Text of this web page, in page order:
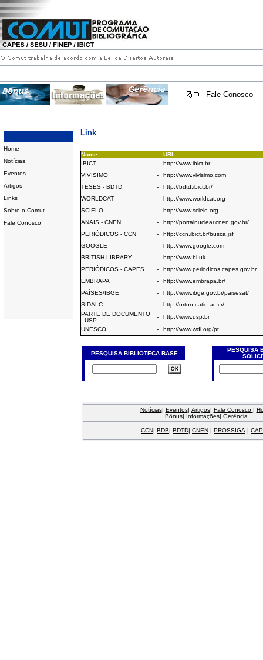
Fale Conosco
Home
Notícias
Eventos
Artigos
Links
Sobre o Comut
Fale Conosco
Link
Nome
URL
IBICT
-
http://www.ibict.br
VIVISIMO
-
http://www.vivisimo.com
TESES - BDTD
-
http://bdtd.ibict.br/
WORLDCAT
-
http://www.worldcat.org
SCIELO
-
http://www.scielo.org
ANAIS - CNEN
-
http://portalnuclear.cnen.gov.br/
PERIÓDICOS - CCN
-
http://ccn.ibict.br/busca.jsf
GOOGLE
-
http://www.google.com
BRITISH LIBRARY
-
http://www.bl.uk
PERIÓDICOS - CAPES
-
http://www.periodicos.capes.gov.br
EMBRAPA
-
http://www.embrapa.br/
PAÍSES/IBGE
-
http://www.ibge.gov.br/paisesat/
SIDALC
-
http://orton.catie.ac.cr/
PARTE DE DOCUMENTO
- USP
-
http://www.usp.br
UNESCO
- http://www.wdl.org/pt
PESQUISA BIBLIOTECA BASE
PESQUISA
Notícias| Eventos| Artigos| Fale Conosco |
Bônus| Informações| Gerência
CCN| BDB| BDTD| CNEN | PROSSIGA |